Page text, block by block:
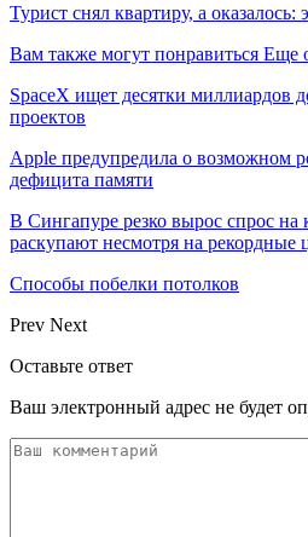
Турист снял квартиру, а оказалось:
Вам также могут понравиться Еще
SpaceX ищет десятки миллиардов
проектов
Apple предупредила о возможном
дефицита памяти
В Сингапуре резко вырос спрос на
раскупают несмотря на рекордные
Способы побелки потолков
Prev Next
Оставьте ответ
Ваш электронный адрес не будет